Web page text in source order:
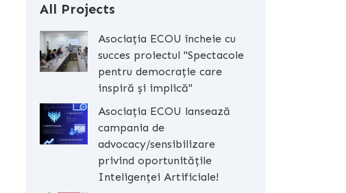
All Projects
Asociația ECOU încheie cu
succes proiectul "Spectacole
pentru democrație care
inspiră și implică"
Asociația ECOU lansează
campania de
advocacy/sensibilizare
privind oportunitățile
Inteligenței Artificiale!